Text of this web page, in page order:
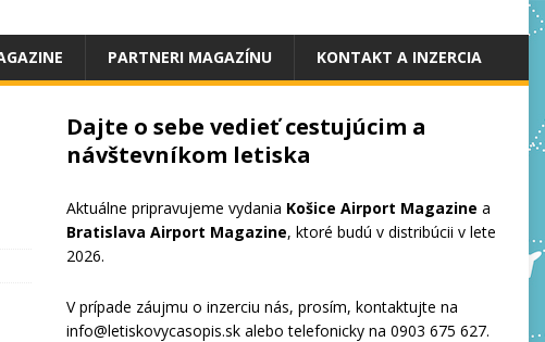
PARTNERI MAGAZÍNU KONTAKT A INZERCIA
Dajte o sebe vedieť cestujúcim a
návštevníkom letiska
Aktuálne pripravujeme vydania Košice Airport Magazine a
Bratislava Airport Magazine, ktoré budú v distribúcii v lete
2026.
V prípade záujmu o inzerciu nás, prosím, kontaktujte na
info@letiskovycasopis.skalebo telefonicky na 0903 675 627.